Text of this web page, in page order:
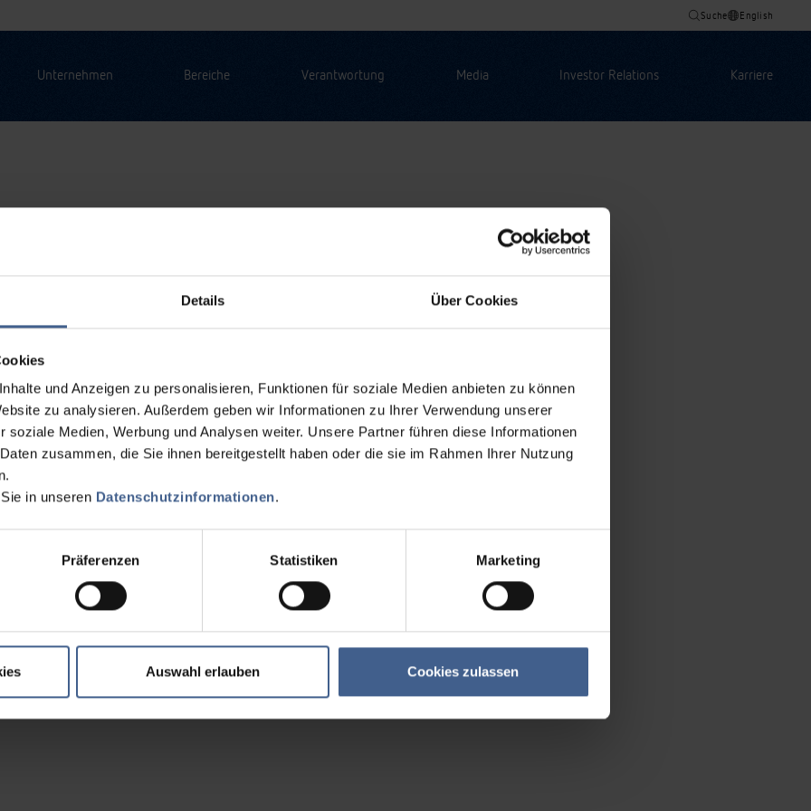
Details Über Cookies
und Anzeigen zu personalisieren, Funktionen für soziale Medien anbieten zu können
zu analysieren. Außerdem geben wir Informationen zu Ihrer Verwendung unserer
soziale Medien, Werbung und Analysen weiter. Unsere Partner führen diese Informationen
zusammen, die Sie ihnen bereitgestellt haben oder die sie im Rahmen Ihrer Nutzung
in unseren Datenschutzinformationen.
Präferenzen Statistiken Marketing
Auswahl erlauben Cookies zulassen
Suche English
Unternehmen Bereiche Verantwortung Media Investor Relations Karriere